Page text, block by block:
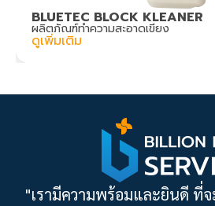
BLUETEC BLOCK KLEANER
ผลิตภัณฑ์ทำความสะอาดเขียง
ดูเพิ่มเติม
"เรามีความพร้อมและยินดี ที่